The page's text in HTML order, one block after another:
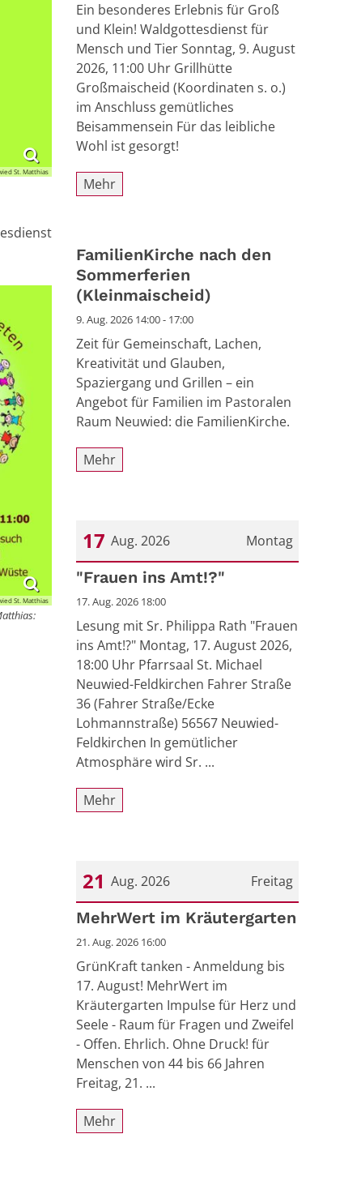
St. Matthias
St. Matthias
Ein besonderes Erlebnis für Groß
und Klein! Waldgottesdienst für
Mensch und Tier Sonntag, 9. August
2026, 11:00 Uhr Grillhütte
Großmaischeid (Koordinaten s. o.)
im Anschluss gemütliches
Beisammensein Für das leibliche
Wohl ist gesorgt!
Mehr
FamilienKirche nach den
Sommerferien
(Kleinmaischeid)
9. Aug. 2026 14:00 - 17:00
Zeit für Gemeinschaft, Lachen,
Kreativität und Glauben,
Spaziergang und Grillen – ein
Angebot für Familien im Pastoralen
Raum Neuwied: die FamilienKirche.
Mehr
Montag
17 Aug. 2026
Datum: 17. August 2026
"Frauen ins Amt!?"
17. Aug. 2026 18:00
Lesung mit Sr. Philippa Rath "Frauen
ins Amt!?" Montag, 17. August 2026,
18:00 Uhr Pfarrsaal St. Michael
Neuwied-Feldkirchen Fahrer Straße
36 (Fahrer Straße/Ecke
Lohmannstraße) 56567 Neuwied-
Feldkirchen In gemütlicher
Atmosphäre wird Sr. ...
Mehr
Freitag
21 Aug. 2026
Datum: 21. August 2026
MehrWert im Kräutergarten
21. Aug. 2026 16:00
GrünKraft tanken - Anmeldung bis
17. August! MehrWert im
Kräutergarten Impulse für Herz und
Seele - Raum für Fragen und Zweifel
- Offen. Ehrlich. Ohne Druck! für
Menschen von 44 bis 66 Jahren
Freitag, 21. ...
Mehr